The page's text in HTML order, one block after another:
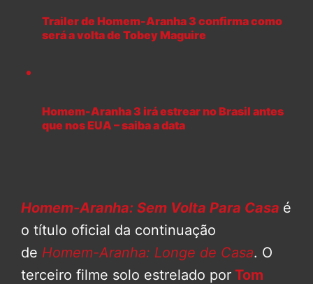
Trailer de Homem-Aranha 3 confirma como
será a volta de Tobey Maguire
Homem-Aranha 3 irá estrear no Brasil antes
que nos EUA – saiba a data
Homem-Aranha: Sem Volta Para Casa é
o título oficial da continuação
de Homem-Aranha: Longe de Casa. O
terceiro filme solo estrelado por Tom